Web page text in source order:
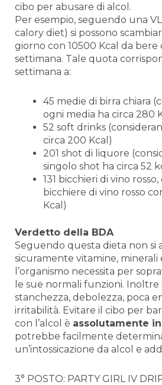
cibo per abusare di alcol.
Per esempio, seguendo una
calory diet) si possono
giorno con 10500 Kcal da
settimana. Tale quota
settimana a:
45 medie di birra chiara
ogni media ha circa 280
52 soft drinks
circa 200 Kcal)
201 shot di liquore
singolo shot ha circa 52
131 bicchieri di vino
bicchiere di vino rosso
Kcal)
Verdetto della BDA
Seguendo questa dieta non si
sicuramente vitamine,
l’organismo necessita per
le sue normali funzioni. Inoltre
stanchezza, debolezza, poca
irritabilità. Evitare il cibo per
con l’alcol è assolutamente
potrebbe facilmente
un’intossicazione da alcol e
3° POSTO: PARTY GIRL IV